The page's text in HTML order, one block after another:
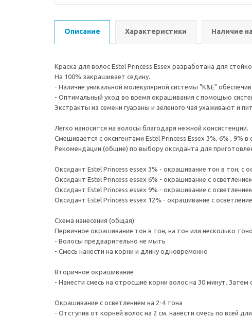
Описание Характеристики Наличие
Краска для волос Estel Princess Essex разработана для
На 100% закрашивает седину.
- Наличие уникальной молекулярной системы "K&E"
- Оптимальный уход во время окрашивания с помощью
Экстракты из семени гуараны и зеленого чая ухаживают и
Легко наносится на волосы благодаря нежной консистенции.
Смешивается с оксигентами Estel Princess Essex 3%, 6% , 9%
Рекомендации (общие) по выбору оксиданта для
Оксидант Estel Princess essex 3% - окрашивание тон в тон, с
Оксидант Estel Princess essex 6% - окрашивание с
Оксидант Estel Princess essex 9% - окрашивание с
Оксидант Estel Princess essex 12% - окрашивание с
Схема нанесения (общая):
Первичное окрашивание тон в тон, на тон или несколько
- Волосы предварительно не мыть
- Смесь нанести на корни и длину одновременно
Вторичное окрашивание
- Нанести смесь на отросшие корни волос на 30 минут.
Окрашивание с осветлением на 2-4 тона
- Отступив от корней волос на 2 см. нанести смесь по всей